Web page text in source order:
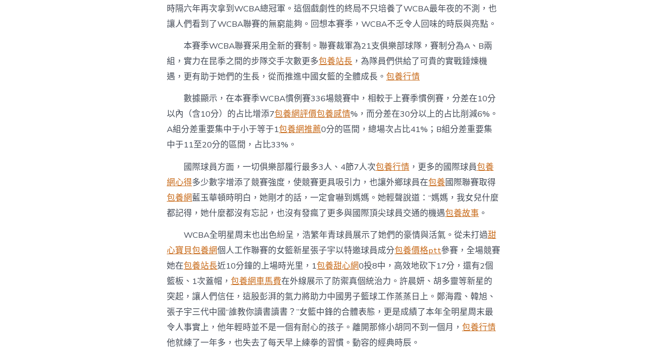
時隔六年再次拿到WCBA總冠軍。這個戲劇性的終局不只培養了WCBA最年夜的不測，也
讓人們看到了WCBA聯賽的無窮能夠。回想本賽季，WCBA不乏令人回味的時辰與亮點。
本賽季WCBA聯賽采用全新的賽制。聯賽裁軍為21支俱樂部球隊，賽制分為A、B兩
組，實力在昆季之間的步隊交手次數更多包養站長 ，為隊員們供給了可貴的實戰錘煉機
遇，更有助于她們的生長，從而推進中國女籃的全體成長。 包養行情
數據顯示，在本賽季WCBA慣例賽336場競賽中，相較于上賽季慣例賽，分差在10分
以內（含10分）的占比增添7包養網評價包養感情%，而分差在30分以上的占比削減6%。
A組分差重要集中于小于等于1包養網推薦0分的區間，總場次占比41%；B組分差重要集
中于11至20分的區間，占比33%。
國際球員方面，一切俱樂部履行最多3人、4節7人次包養行情 ，更多的國際球員包養
網心得多少數字增添了競賽強度，使競賽更具吸引力，也讓外鄉球員在包養國際聯賽取得
包養網藍玉華頓時明白，她剛才的話，一定會嚇到媽媽。她輕聲說道：“媽媽，我女兒什麼
都記得，她什麼都沒有忘記，也沒有發瘋了更多與國際頂尖球員交通的機遇包養故事 。
WCBA全明星周末也出色紛呈，浩繁年青球員展示了她們的豪情與活氣。從未打過甜
心寶貝包養網個人工作聯賽的女籃新星張子宇以特邀球員成分包養價格ptt參賽，全場競賽
她在包養站長近10分鐘的上場時光里，1包養甜心網0投8中，高效地砍下17分，還有2個
籃板、1次蓋帽， 包養網車馬費在外線展示了防禦真個統治力。許晨妍、胡多靈等新星的
突起，讓人們信任，這股彭湃的氣力將助力中國男子籃球工作蒸蒸日上。鄭海霞、韓旭、
張子宇三代中國“誰教你讀書讀書？”女籃中鋒的合體表態，更是成績了本年全明星周末最
令人事實上，他年輕時並不是一個有耐心的孩子。離開那條小胡同不到一個月， 包養行情
他就練了一年多，也失去了每天早上練拳的習慣。動容的經典時辰。